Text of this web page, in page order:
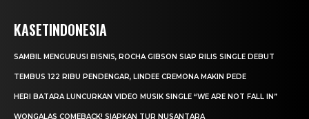
KASETINDONESIA
SAMBIL MENGURUSI BISNIS, ROCHA GIBSON SIAP RILIS SINGLE DEBUT
TEMBUS 122 RIBU PENDENGAR, LINDEE CREMONA MAKIN PEDE
HERI BATARA LUNCURKAN VIDEO MUSIK SINGLE “WE ARE NOT FALL IN”
WONGALAS COMEBACK! SIAPKAN TUR NUSANTARA